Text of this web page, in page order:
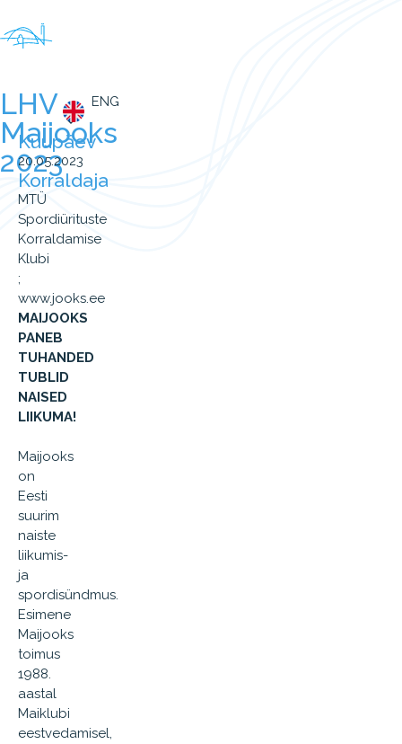
ENG
LHV
Maijooks
2023
Kuupäev
20.05.2023
Korraldaja
MTÜ
Spordiürituste
Korraldamise
Klubi
;
www.jooks.ee
MAIJOOKS
PANEB
TUHANDED
TUBLID
NAISED
LIIKUMA!
Maijooks
on
Eesti
suurim
naiste
liikumis-
ja
spordisündmus.
Esimene
Maijooks
toimus
1988.
aastal
Maiklubi
eestvedamisel,